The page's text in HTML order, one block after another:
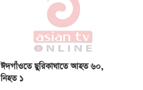
ঈদগাঁওতে ছুরিকাঘাতে আহত ৬০,
নিহত ১